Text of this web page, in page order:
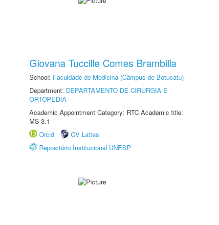
Giovana Tuccille Comes Brambilla
School: Faculdade de Medicina (Câmpus de Botucatu)
Department: DEPARTAMENTO DE CIRURGIA E
ORTOPEDIA
Academic Appointment Category: RTC Academic title:
MS-3.1
Orcid
CV Lattes
Repositório Institucional UNESP